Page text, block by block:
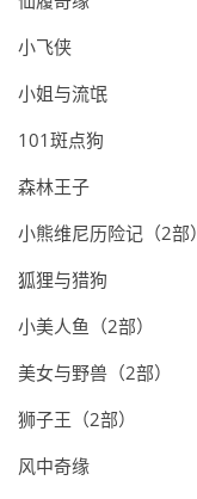
小飞侠
小姐与流氓
101斑点狗
森林王子
小熊维尼历险记（2部）
狐狸与猎狗
小美人鱼（2部）
美女与野兽（2部）
狮子王（2部）
风中奇缘